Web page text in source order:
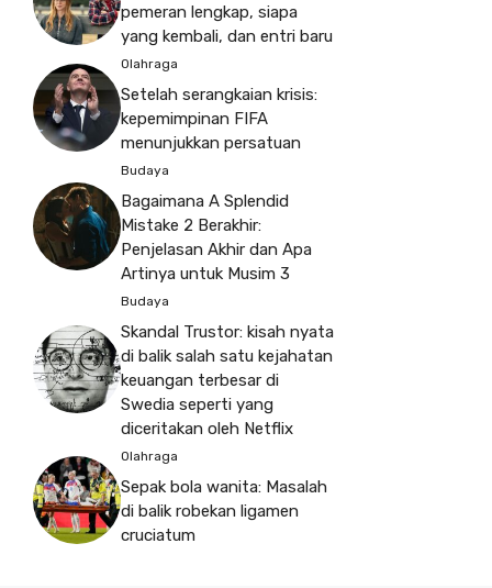
pemeran lengkap, siapa
yang kembali, dan entri baru
Olahraga
Setelah serangkaian krisis:
kepemimpinan FIFA
menunjukkan persatuan
Budaya
Bagaimana A Splendid
Mistake 2 Berakhir:
Penjelasan Akhir dan Apa
Artinya untuk Musim 3
Budaya
Skandal Trustor: kisah nyata
di balik salah satu kejahatan
keuangan terbesar di
Swedia seperti yang
diceritakan oleh Netflix
Olahraga
Sepak bola wanita: Masalah
di balik robekan ligamen
cruciatum